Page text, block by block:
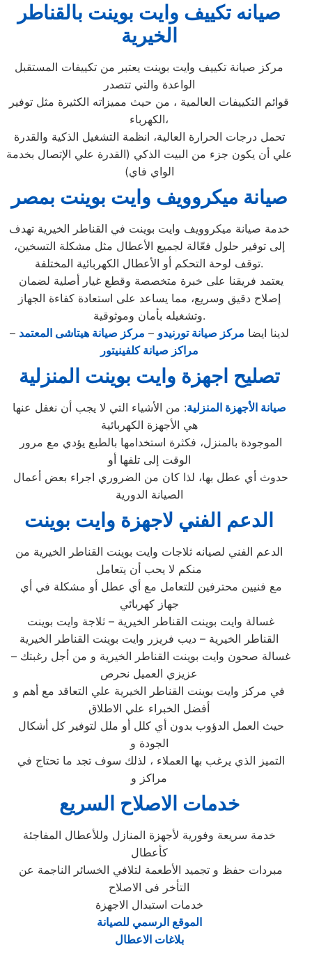
صيانه تكييف وايت بوينت بالقناطر
الخيرية
مركز صيانة تكييف وايت بوينت يعتبر من تكييفات المستقبل
الواعدة والتي تتصدر
قوائم التكييفات العالمية ، من حيث مميزاته الكثيرة مثل توفير
الكهرباء،
تحمل درجات الحرارة العالية، انظمة التشغيل الذكية والقدرة
علي أن يكون جزء من البيت الذكي (القدرة علي الإتصال بخدمة
الواي فاي)
صيانة ميكروويف وايت بوينت بمصر
خدمة صيانة ميكروويف وايت بوينت في القناطر الخيرية تهدف
إلى توفير حلول فعّالة لجميع الأعطال مثل مشكلة التسخين،
توقف لوحة التحكم أو الأعطال الكهربائية المختلفة.
إصلاح دقيق وسريع، مما يساعد على استعادة كفاءة الجهاز
وتشغيله بأمان وموثوقية.
لدينا ايضا مركز صيانة تورنيدو – مركز صيانة هيتاشى المعتمد –
مراكز صيانة كلفينيتور
تصليح اجهزة وايت بوينت المنزلية
صيانة الأجهزة المنزلية: من الأشياء التي لا يجب أن نغفل عنها
هي الأجهزة الكهربائية
الوقت إلى تلفها أو
الصيانة الدورية
الدعم الفني لاجهزة وايت بوينت
الدعم الفني لصيانه ثلاجات وايت بوينت القناطر الخيرية من
منكم لا يحب أن يتعامل
جهاز كهربائي
القناطر الخيرية – ديب فريزر وايت بوينت القناطر الخيرية
– غسالة صحون وايت بوينت القناطر الخيرية و من أجل رغبتك
عزيزي العميل نحرص
في مركز وايت بوينت القناطر الخيرية علي التعاقد مع أهم و
أفضل الخبراء علي الاطلاق
الجودة و
مراكز و
خدمات الاصلاح السريع
خدمة سريعة وفورية لأجهزة المنازل وللأعطال المفاجئة
كأعطال
التأخر فى الاصلاح
خدمات استبدال الاجهزة
الموقع الرسمي للصيانة
بلاغات الاعطال